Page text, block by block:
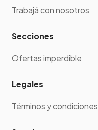
Trabajá con nosotros
Secciones
Ofertas imperdible
Legales
Términos y condiciones